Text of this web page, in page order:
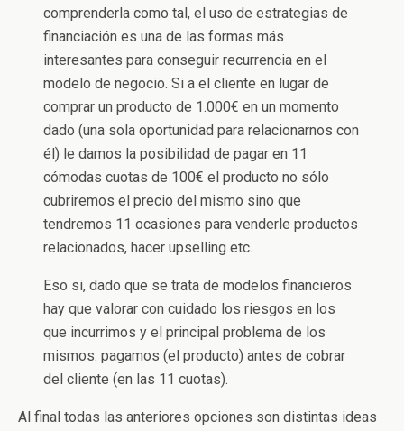
comprenderla como tal, el uso de estrategias de
financiación es una de las formas más
interesantes para conseguir recurrencia en el
modelo de negocio. Si a el cliente en lugar de
comprar un producto de 1.000€ en un momento
dado (una sola oportunidad para relacionarnos con
él) le damos la posibilidad de pagar en 11
cómodas cuotas de 100€ el producto no sólo
cubriremos el precio del mismo sino que
tendremos 11 ocasiones para venderle productos
relacionados, hacer upselling etc.
Eso si, dado que se trata de modelos financieros
hay que valorar con cuidado los riesgos en los
que incurrimos y el principal problema de los
mismos: pagamos (el producto) antes de cobrar
del cliente (en las 11 cuotas).
Al final todas las anteriores opciones son distintas ideas